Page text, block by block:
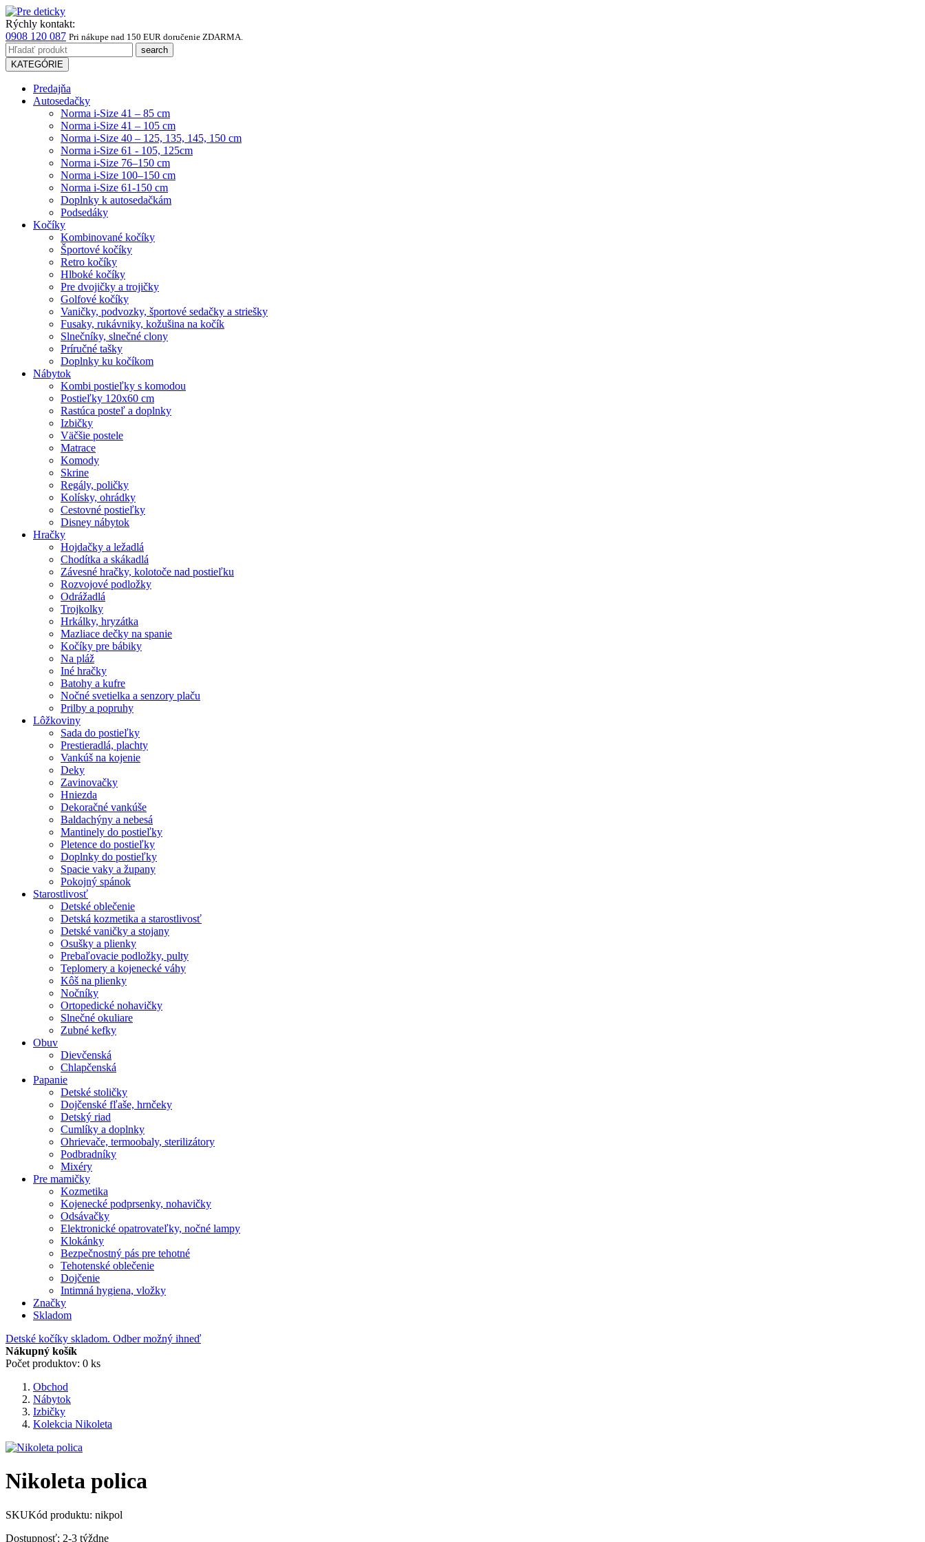
Rýchly kontakt:
0908 120 087 Pri nákupe nad 150 EUR doručenie ZDARMA.
KATEGÓRIE
Predajňa
Autosedačky
Norma i-Size 41 – 85 cm
Norma i-Size 41 – 105 cm
Norma i-Size 40 – 125, 135, 145, 150 cm
Norma i-Size 61 - 105, 125cm
Norma i-Size 76–150 cm
Norma i-Size 100–150 cm
Norma i-Size 61-150 cm
Doplnky k autosedačkám
Podsedáky
Kočíky
Kombinované kočíky
Športové kočíky
Retro kočíky
Hlboké kočíky
Pre dvojičky a trojičky
Golfové kočíky
Vaničky, podvozky, športové sedačky a striešky
Fusaky, rukávniky, kožušina na kočík
Slnečníky, slnečné clony
Príručné tašky
Doplnky ku kočíkom
Nábytok
Kombi postieľky s komodou
Postieľky 120x60 cm
Rastúca posteľ a doplnky
Izbičky
Väčšie postele
Matrace
Komody
Skrine
Regály, poličky
Kolísky, ohrádky
Cestovné postieľky
Disney nábytok
Hračky
Hojdačky a ležadlá
Chodítka a skákadlá
Závesné hračky, kolotoče nad postieľku
Rozvojové podložky
Odrážadlá
Trojkolky
Hrkálky, hryzátka
Mazliace dečky na spanie
Kočíky pre bábiky
Na pláž
Iné hračky
Batohy a kufre
Nočné svetielka a senzory plaču
Prilby a popruhy
Lôžkoviny
Sada do postieľky
Prestieradlá, plachty
Vankúš na kojenie
Deky
Zavinovačky
Hniezda
Dekoračné vankúše
Baldachýny a nebesá
Mantinely do postieľky
Pletence do postieľky
Doplnky do postieľky
Spacie vaky a župany
Pokojný spánok
Starostlivosť
Detské oblečenie
Detská kozmetika a starostlivosť
Detské vaničky a stojany
Osušky a plienky
Prebaľovacie podložky, pulty
Teplomery a kojenecké váhy
Kôš na plienky
Nočníky
Ortopedické nohavičky
Slnečné okuliare
Zubné kefky
Obuv
Dievčenská
Chlapčenská
Papanie
Detské stoličky
Dojčenské fľaše, hrnčeky
Detský riad
Cumlíky a doplnky
Ohrievače, termoobaly, sterilizátory
Podbradníky
Mixéry
Pre mamičky
Kozmetika
Kojenecké podprsenky, nohavičky
Odsávačky
Elektronické opatrovateľky, nočné lampy
Klokánky
Bezpečnostný pás pre tehotné
Tehotenské oblečenie
Dojčenie
Intimná hygiena, vložky
Značky
Skladom
Detské kočíky skladom. Odber možný ihneď
Nákupný košík
Počet produktov: 0 ks
Obchod
Nábytok
Izbičky
Kolekcia Nikoleta
Nikoleta polica
SKUKód produktu: nikpol
Dostupnosť: 2-3 týždne